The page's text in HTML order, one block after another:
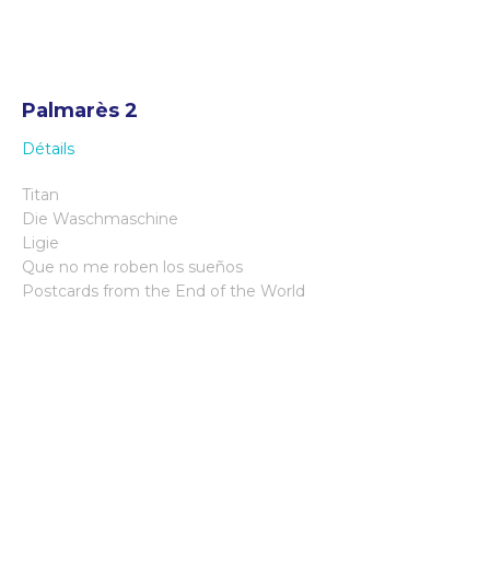
Palmarès 2
Détails
Titan
Die Waschmaschine
Ligie
Que no me roben los sueños
Postcards from the End of the World